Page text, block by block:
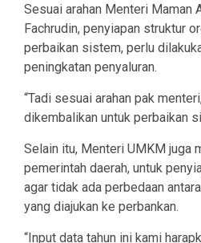
Sesuai arahan Menteri Maman
Fachrudin, penyiapan struktur
perbaikan sistem, perlu
peningkatan penyaluran.
“Tadi sesuai arahan pak
dikembalikan untuk perbaikan
Selain itu, Menteri UMKM juga
pemerintah daerah, untuk
agar tidak ada perbedaan
yang diajukan ke perbankan.
“Input data tahun ini kami